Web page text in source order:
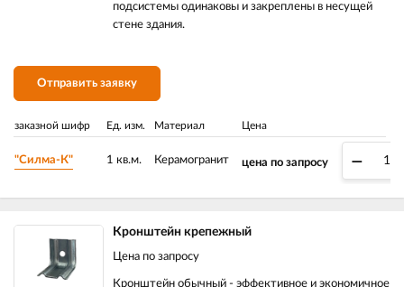
подсистемы одинаковы и закреплены в несущей
стене здания.
Отправить заявку
заказной шифр Ед. изм. Материал Цена
"Силма-К" 1 кв.м. Керамогранит цена по запросу –
Кронштейн крепежный
Цена по запросу
Кронштейн обычный - эффективное и экономичное